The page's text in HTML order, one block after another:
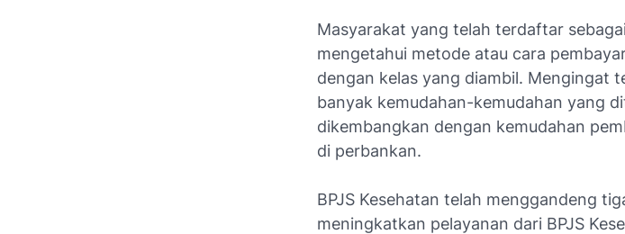
Masyarakat yang telah terdaftar
mengetahui metode atau cara
dengan kelas yang diambil. Mengingat
banyak kemudahan-kemudahan yang
dikembangkan dengan kemudahan
di perbankan.
BPJS Kesehatan telah menggandeng
meningkatkan pelayanan dari BPJS